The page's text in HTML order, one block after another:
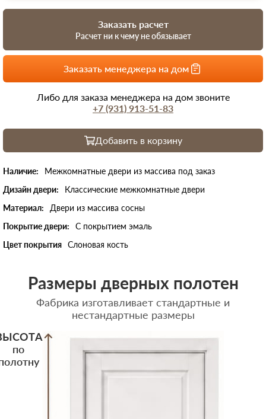
Добавить в корзину
Наличие:
Межкомнатные двери из массива под заказ
Дизайн двери:
Классические межкомнатные двери
Материал:
Двери из массива сосны
Покрытие двери:
С покрытием эмаль
Цвет покрытия Слоновая кость
Заказать расчет
Расчет ни к чему не обязывает
Заказать менеджера на дом
Либо для заказа менеджера на дом звоните
+7 (931) 913-51-83
Размеры дверных полотен
Фабрика изготавливает стандартные и
нестандартные размеры
по